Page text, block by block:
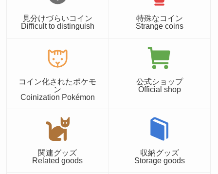
見分けづらいコイン
Difficult to distinguish
特殊なコイン
Strange coins
コイン化されたポケモ
ン
Coinization Pokémon
公式ショップ
Official shop
関連グッズ
Related goods
収納グッズ
Storage goods